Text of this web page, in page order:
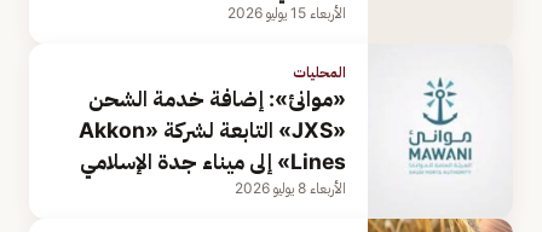
الأربعاء 15 يوليو 2026
المحليات
«موانئ»: إضافة خدمة الشحن
«JXS» التابعة لشركة «Akkon
Lines» إلى ميناء جدة الإسلامي
الأربعاء 8 يوليو 2026